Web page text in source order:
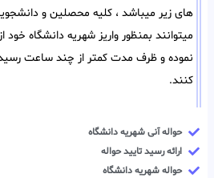
های زیر میباشد ، کلیه محصلین و
میتوانند بمنظور واریز شهریه دانشگاه
نموده و ظرف مدت کمتر از چند ساعت رسید
کنند.
حواله آنی شهریه دانشگاه
ارائه رسید تایید حواله
حواله شهریه دانشگاه